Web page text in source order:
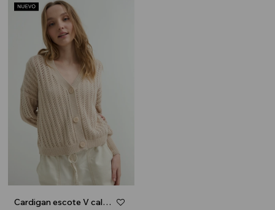
Cardigan escote V calado - Beige